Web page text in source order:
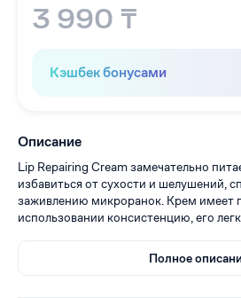
3 990 ₸
Кэшбек бонусами
Описание
Lip Repairing Cream замечательно
избавиться от сухости и шелушений,
заживлению микроранок. Крем имеет
использовании консистенцию, его
Полное